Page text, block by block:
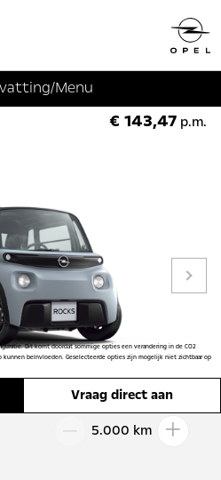
€ 143,47 p.m.
Dit komt doordat sommige opties een verandering in de CO2
kunnen beïnvloeden. Geselecteerde opties zijn mogelijk niet zichtbaar op
5.000 km
mogelijk niet zichtbaar op de getoonde afbeelding.
/Menu
Vraag direct aan